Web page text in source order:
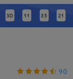
3D : 11 : 35 : 20
90